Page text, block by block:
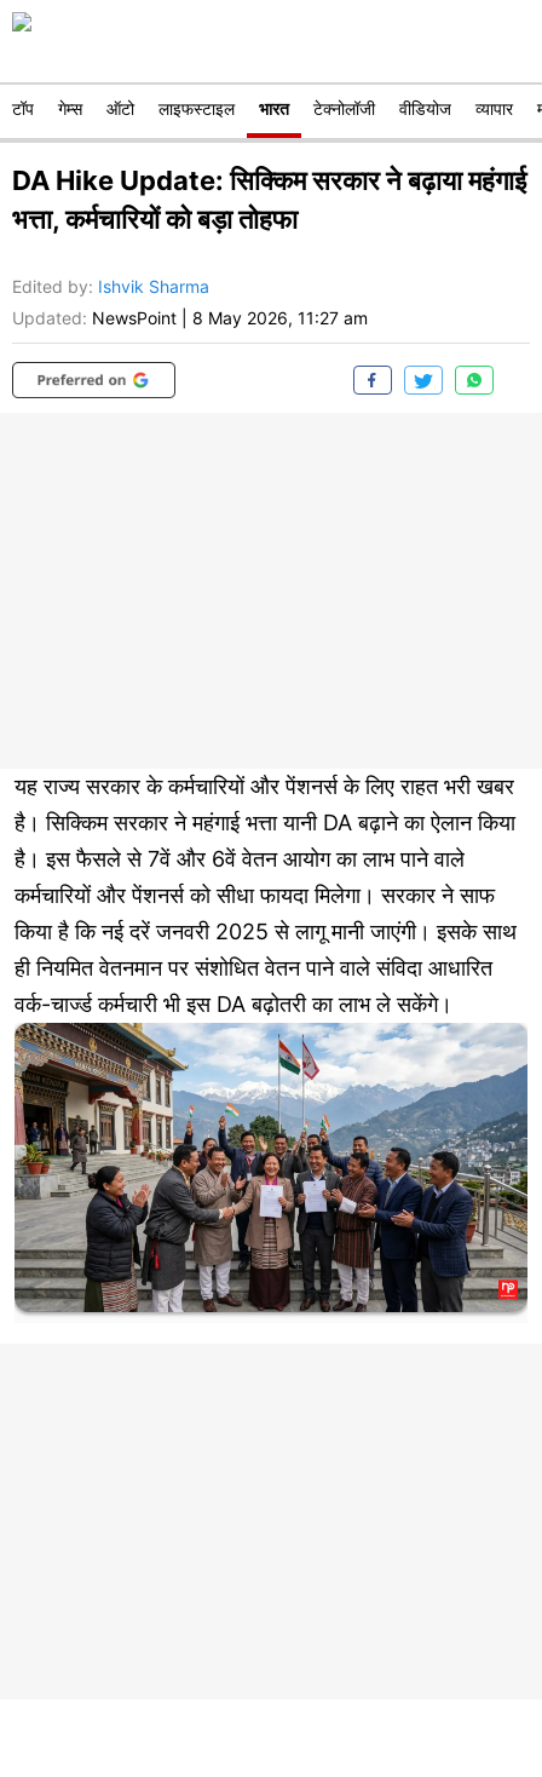
टॉप गेम्स ऑटो लाइफस्टाइल भारत टेक्नोलॉजी वीडियोज व्यापार
DA Hike Update: सिक्किम सरकार ने बढ़ाया महंगाई
भत्ता, कर्मचारियों को बड़ा तोहफा
Edited by: Ishvik Sharma
Updated: NewsPoint 8 May 2026, 11:27 am
यह राज्य सरकार के कर्मचारियों और पेंशनर्स के लिए राहत भरी खबर
है। सिक्किम सरकार ने महंगाई भत्ता यानी DA बढ़ाने का ऐलान किया
है। इस फैसले से 7वें और 6वें वेतन आयोग का लाभ पाने वाले
कर्मचारियों और पेंशनर्स को सीधा फायदा मिलेगा। सरकार ने साफ
किया है कि नई दरें जनवरी 2025 से लागू मानी जाएंगी। इसके साथ
ही नियमित वेतनमान पर संशोधित वेतन पाने वाले संविदा आधारित
वर्क-चार्ज्ड कर्मचारी भी इस DA बढ़ोतरी का लाभ ले सकेंगे।